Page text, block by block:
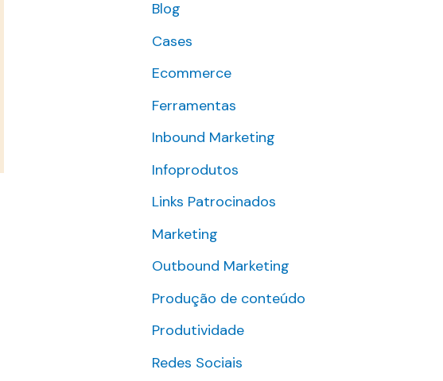
s
a
r
p
Blog
Cases
Ecommerce
Ferramentas
Inbound Marketing
Infoprodutos
Links Patrocinados
Marketing
Outbound Marketing
Produção de conteúdo
Produtividade
Redes Sociais